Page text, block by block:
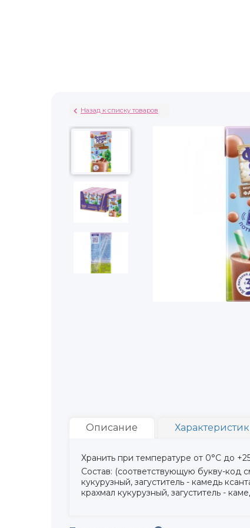
Назад к списку товаров
Описание
Хранить при температуре от 0°С до
Состав: (соответствующую букву-код
кукурузный, загуститель - камедь
крахмал кукурузный, загуститель -